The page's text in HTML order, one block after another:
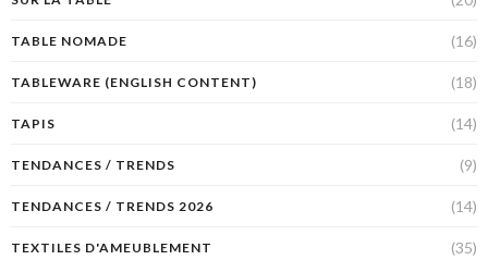
TABLE NOMADE (16)
TABLEWARE (ENGLISH CONTENT) (18)
TAPIS (14)
TENDANCES / TRENDS (9)
TENDANCES / TRENDS 2026 (14)
TEXTILES D'AMEUBLEMENT (35)